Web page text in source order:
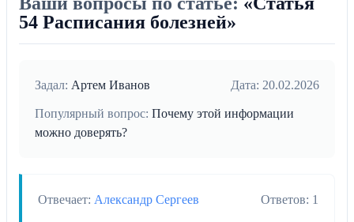
54 Расписания болезней»
Задал: Артем Иванов Дата: 20.02.2026
Популярный вопрос: Почему этой информации
можно доверять?
Отвечает: Александр Сергеев Ответов: 1